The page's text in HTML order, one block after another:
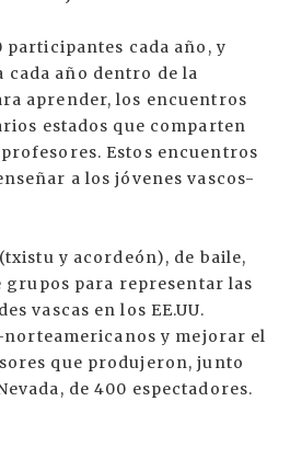
participantes cada año, y
año dentro de la
aprender, los encuentros
estados que comparten
Estos encuentros
a los jóvenes vascos-
y acordeón), de baile,
para representar las
vascas en los EE.UU.
y mejorar el
que produjeron, junto
de 400 espectadores.